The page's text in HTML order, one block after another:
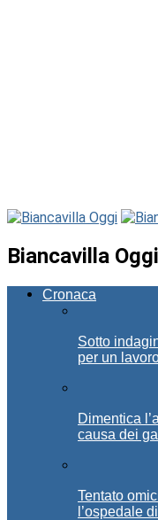
Biancavilla Oggi
Cronaca
Sotto
per un
Dimentica
causa dei
Tentato
l’ospedale